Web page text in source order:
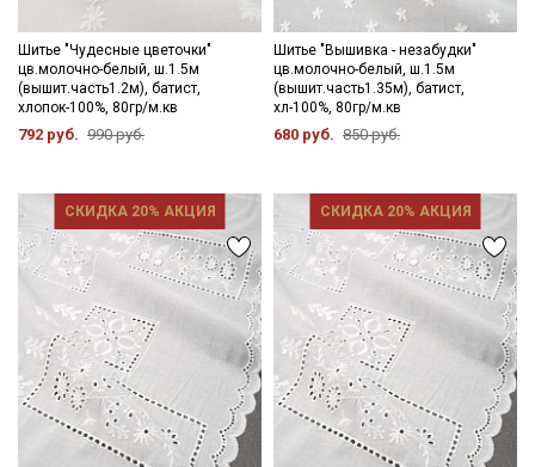
Шитье "Чудесные цветочки"
цв.молочно-белый, ш.1.5м
(вышит.часть1.2м), батист,
хлопок-100%, 80гр/м.кв
792 руб. 990 руб.
Шитье "Вышивка - незабудки"
цв.молочно-белый, ш.1.5м
(вышит.часть1.35м), батист,
хл-100%, 80гр/м.кв
680 руб. 850 руб.
СКИДКА 20% АКЦИЯ СКИДКА 20% АКЦИЯ